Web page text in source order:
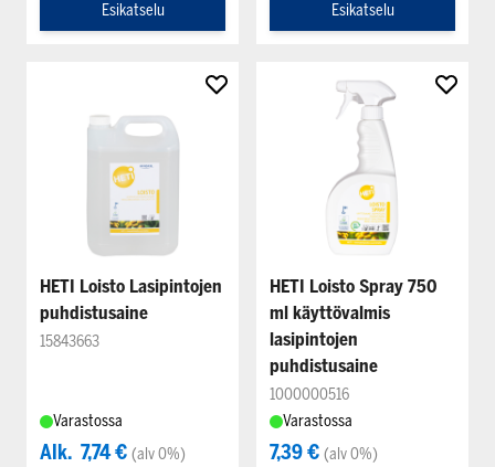
Esikatselu
Esikatselu
HETI Loisto Lasipintojen
puhdistusaine
15843663
Varastossa
Alk. 7,74 € (alv 0%)
HETI Loisto Spray 750
ml käyttövalmis
lasipintojen
puhdistusaine
1000000516
Varastossa
7,39 € (alv 0%)